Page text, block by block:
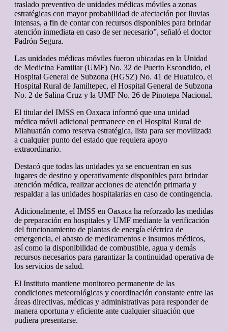
traslado preventivo de unidades médicas móviles a zonas
estratégicas con mayor probabilidad de afectación por lluvias
intensas, a fin de contar con recursos disponibles para brindar
atención inmediata en caso de ser necesario”, señaló el doctor
Padrón Segura.
Las unidades médicas móviles fueron ubicadas en la Unidad
de Medicina Familiar (UMF) No. 32 de Puerto Escondido, el
Hospital General de Subzona (HGSZ) No. 41 de Huatulco, el
Hospital Rural de Jamiltepec, el Hospital General de Subzona
No. 2 de Salina Cruz y la UMF No. 26 de Pinotepa Nacional.
El titular del IMSS en Oaxaca informó que una unidad
médica móvil adicional permanece en el Hospital Rural de
Miahuatlán como reserva estratégica, lista para ser movilizada
a cualquier punto del estado que requiera apoyo
extraordinario.
Destacó que todas las unidades ya se encuentran en sus
lugares de destino y operativamente disponibles para brindar
atención médica, realizar acciones de atención primaria y
respaldar a las unidades hospitalarias en caso de contingencia.
Adicionalmente, el IMSS en Oaxaca ha reforzado las medidas
de preparación en hospitales y UMF mediante la verificación
del funcionamiento de plantas de energía eléctrica de
emergencia, el abasto de medicamentos e insumos médicos,
así como la disponibilidad de combustible, agua y demás
recursos necesarios para garantizar la continuidad operativa de
los servicios de salud.
El Instituto mantiene monitoreo permanente de las
condiciones meteorológicas y coordinación constante entre las
áreas directivas, médicas y administrativas para responder de
manera oportuna y eficiente ante cualquier situación que
pudiera presentarse.